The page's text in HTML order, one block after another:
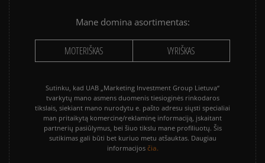
Mane domina asortimentas:
MOTERIŠKAS VYRIŠKAS
Sutinku, kad UAB „Marketing Investment Group Lietuva“
tvarkytų mano asmens duomenis tiesioginės rinkodaros
tikslais, siekiant mano nurodytu e. pašto adresu siųsti specialiai
man pritaikytą komercinę/reklaminę informaciją, įskaitant
partnerių pasiūlymus, bei šiuo tikslu mane profiliuotų. Šis
sutikimas gali būti bet kuriuo metu atšauktas. Daugiau
informacijos čia.